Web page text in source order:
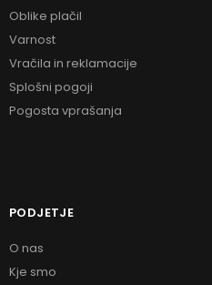
Oblike plačil
Varnost
Vračila in reklamacije
Splošni pogoji
Pogosta vprašanja
PODJETJE
O nas
Kje smo